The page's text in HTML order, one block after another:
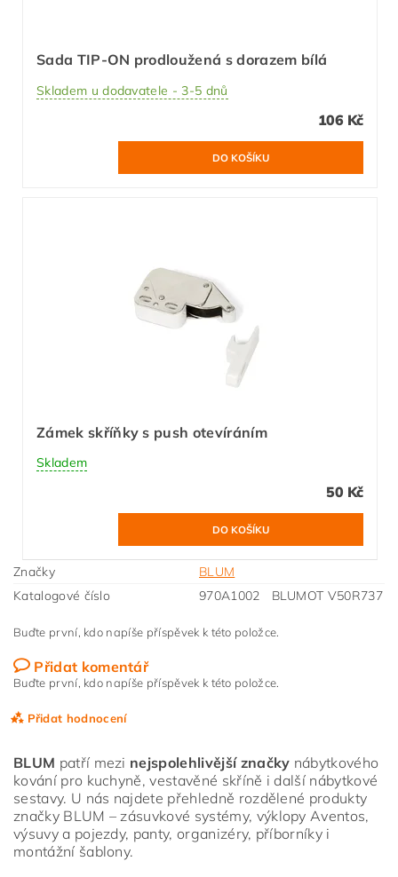
Sada TIP-ON prodloužená s dorazem bílá
Skladem u dodavatele - 3-5 dnů
106 Kč
Zámek skříňky s push otevíráním
Skladem
50 Kč
Značky
BLUM
Katalogové číslo
970A1002 BLUMOT V50R737
Buďte první, kdo napíše příspěvek k této položce.
Přidat komentář
Buďte první, kdo napíše příspěvek k této položce.
Přidat hodnocení
BLUM patří mezi nejspolehlivější značky nábytkového
kování pro kuchyně, vestavěné skříně i další nábytkové
sestavy. U nás najdete přehledně rozdělené produkty
značky BLUM – zásuvkové systémy, výklopy Aventos,
výsuvy a pojezdy, panty, organizéry, příborníky i
montážní šablony.